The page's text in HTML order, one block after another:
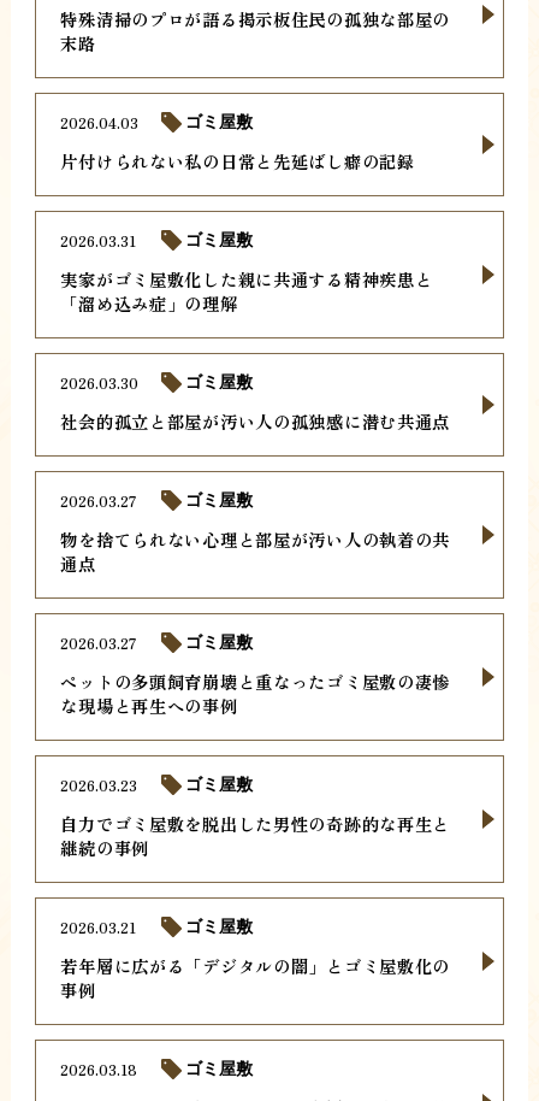
特殊清掃のプロが語る掲示板住民の孤独な部屋の
末路
片付けられない私の日常と先延ばし癖の記録
2026.04.03 ゴミ屋敷
実家がゴミ屋敷化した親に共通する精神疾患と
「溜め込み症」の理解
2026.03.31 ゴミ屋敷
社会的孤立と部屋が汚い人の孤独感に潜む共通点
2026.03.30 ゴミ屋敷
物を捨てられない心理と部屋が汚い人の執着の共
通点
2026.03.27 ゴミ屋敷
ペットの多頭飼育崩壊と重なったゴミ屋敷の凄惨
な現場と再生への事例
2026.03.27 ゴミ屋敷
自力でゴミ屋敷を脱出した男性の奇跡的な再生と
継続の事例
2026.03.23 ゴミ屋敷
若年層に広がる「デジタルの闇」とゴミ屋敷化の
事例
2026.03.21 ゴミ屋敷
2026.03.18 ゴミ屋敷